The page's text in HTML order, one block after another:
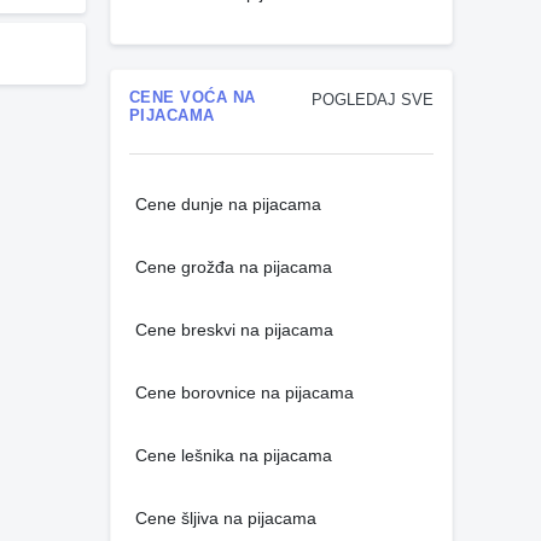
POGLEDAJ SVE
CENE VOĆA NA
PIJACAMA
Cene dunje na pijacama
Cene grožđa na pijacama
Cene breskvi na pijacama
Cene borovnice na pijacama
Cene lešnika na pijacama
Cene šljiva na pijacama